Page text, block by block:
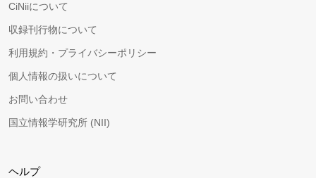
CiNiiについて
収録刊行物について
利用規約・プライバシーポリシー
個人情報の扱いについて
お問い合わせ
国立情報学研究所 (NII)
ヘルプ